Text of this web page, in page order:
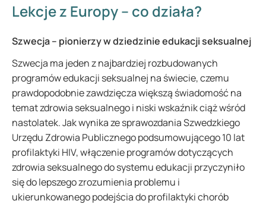
Lekcje z Europy – co działa?
Szwecja – pionierzy w dziedzinie edukacji seksualnej
Szwecja ma jeden z najbardziej rozbudowanych
programów edukacji seksualnej na świecie, czemu
prawdopodobnie zawdzięcza większą świadomość na
temat zdrowia seksualnego i niski wskaźnik ciąż wśród
nastolatek. Jak wynika ze sprawozdania Szwedzkiego
Urzędu Zdrowia Publicznego podsumowującego 10 lat
profilaktyki HIV, włączenie programów dotyczących
zdrowia seksualnego do systemu edukacji przyczyniło
się do lepszego zrozumienia problemu i
ukierunkowanego podejścia do profilaktyki chorób